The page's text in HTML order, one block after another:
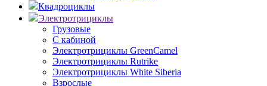
Квадроциклы
Электротрициклы
Грузовые
С кабиной
Электротрициклы GreenCamel
Электротрициклы Rutrike
Электротрициклы White Siberia
Взрослые